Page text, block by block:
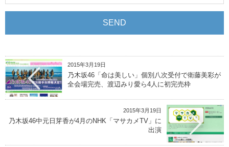
2015年3月19日
乃木坂46「命は美しい」個別八次受付で衛藤美彩が
全会場完売、渡辺みり愛ら4人に初完売枠
2015年3月19日
乃木坂46中元日芽香が4月のNHK「マサカメTV」に
出演